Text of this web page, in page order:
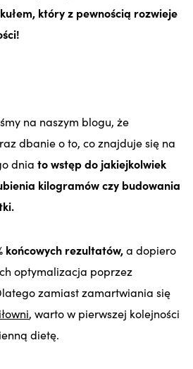
który z pewnością rozwieje
na naszym blogu, że
dbanie o to, co znajduje się na
dnia to wstęp do jakiejkolwiek
kilogramów czy budowania
końcowych rezultatów,a dopiero
optymalizacja poprzez
zamiast zamartwiania się
, warto w pierwszej kolejności
dietę.